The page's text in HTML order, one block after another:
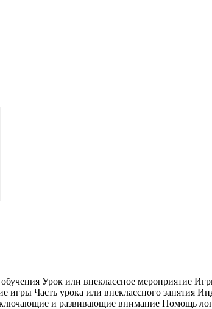
Урок или внеклассное мероприятие
Часть урока или внеклассного занятия
и развивающие внимание Помощь